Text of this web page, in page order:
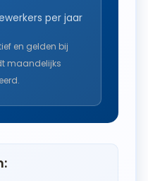
per jaar
en gelden bij
maandelijks